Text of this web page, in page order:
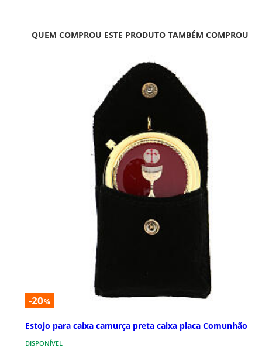
QUEM COMPROU ESTE PRODUTO TAMBÉM COMPROU
-20%
Estojo para caixa camurça preta caixa placa Comunhão
DISPONÍVEL